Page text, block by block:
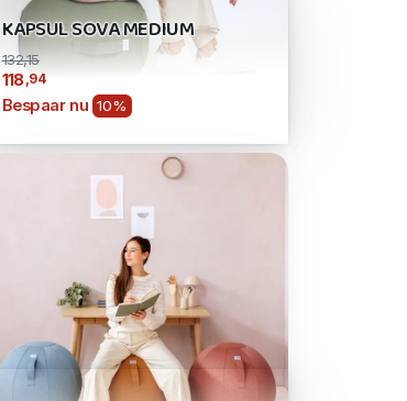
KAPSUL SOVA MEDIUM
132,15
118 ,94
Bespaar nu 10%